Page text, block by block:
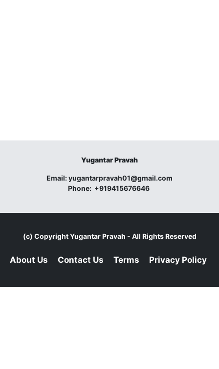
Yugantar Pravah
Email:yugantarpravah01@gmail.com
Phone: +919415676646
(c) CopyrightYugantar Pravah - All Rights Reserved
About Us Contact Us Terms Privacy Policy